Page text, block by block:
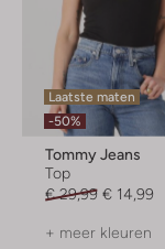
Laatste maten
-50%
Tommy Jeans
Top
€ 29,99 € 14,99
+ meer kleuren